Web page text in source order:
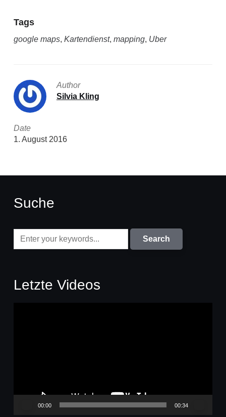
Tags
google maps, Kartendienst, mapping, Uber
Author
Silvia Kling
Date
1. August 2016
Suche
Letzte Videos
00:00 00:34